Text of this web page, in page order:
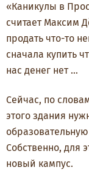
«Каникулы в
считает Максим
продать что-то
сначала купить
нас денег нет …
Сейчас, по
этого здания
образовательную
Собственно, для
новый кампус.